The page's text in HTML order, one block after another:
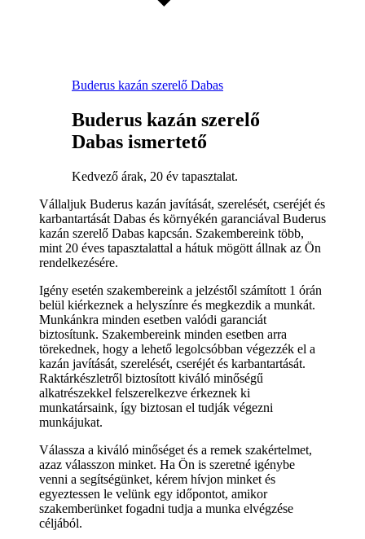
Buderus kazán szerelő Dabas
Buderus kazán szerelő
Dabas ismertető
Kedvező árak, 20 év tapasztalat.
Vállaljuk Buderus kazán javítását, szerelését, cseréjét és
karbantartását Dabas és környékén garanciával Buderus
kazán szerelő Dabas kapcsán. Szakembereink több,
mint 20 éves tapasztalattal a hátuk mögött állnak az Ön
rendelkezésére.
Igény esetén szakembereink a jelzéstől számított 1 órán
belül kiérkeznek a helyszínre és megkezdik a munkát.
Munkánkra minden esetben valódi garanciát
biztosítunk. Szakembereink minden esetben arra
törekednek, hogy a lehető legolcsóbban végezzék el a
kazán javítását, szerelését, cseréjét és karbantartását.
Raktárkészletről biztosított kiváló minőségű
alkatrészekkel felszerelkezve érkeznek ki
munkatársaink, így biztosan el tudják végezni
munkájukat.
Válassza a kiváló minőséget és a remek szakértelmet,
azaz válasszon minket. Ha Ön is szeretné igénybe
venni a segítségünket, kérem hívjon minket és
egyeztessen le velünk egy időpontot, amikor
szakemberünket fogadni tudja a munka elvégzése
céljából.